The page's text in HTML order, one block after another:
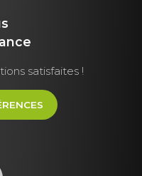
satisfaites !